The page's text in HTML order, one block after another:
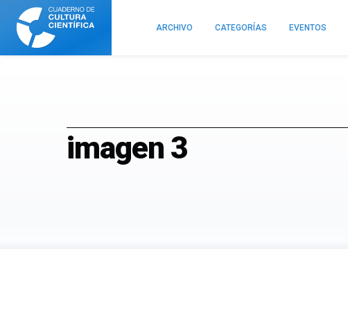
Cuaderno
Cultura
Científica
ARCHIVO CATEGORÍAS EVENTOS
imagen 3